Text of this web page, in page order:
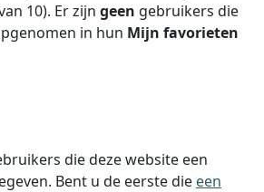
10). Er zijn geen gebruikers die
in hun Mijn favorieten
die deze website een
Bent u de eerste die een